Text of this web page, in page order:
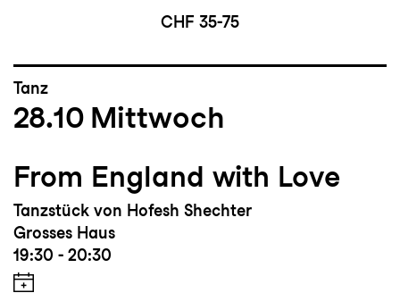
CHF 35-75
Tanz
28.10 Mittwoch
From England with Love
Tanzstück von Hofesh Shechter
Grosses Haus
19:30 - 20:30